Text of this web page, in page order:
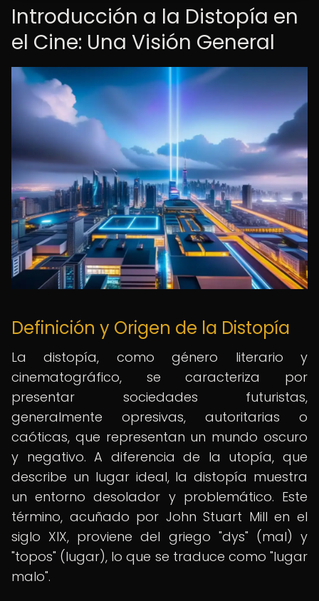
Introducción a la Distopía en
el Cine: Una Visión General
Definición y Origen de la Distopía
La distopía, como género literario y
cinematográfico, se caracteriza por
presentar sociedades futuristas,
generalmente opresivas, autoritarias o
caóticas, que representan un mundo oscuro
y negativo. A diferencia de la utopía, que
describe un lugar ideal, la distopía muestra
un entorno desolador y problemático. Este
término, acuñado por John Stuart Mill en el
siglo XIX, proviene del griego "dys" (mal) y
"topos" (lugar), lo que se traduce como "lugar
malo".